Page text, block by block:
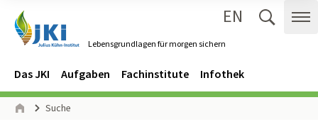
Lebensgrundlagen für morgen sichern
EN
Navigation
Hauptmenü
Das JKI Aufgaben Fachinstitute Infothek
Seitenpfad
Suche